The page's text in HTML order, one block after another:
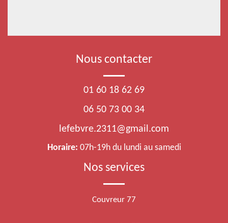
Nous contacter
01 60 18 62 69
06 50 73 00 34
lefebvre.2311@gmail.com
Horaire: 07h-19h du lundi au samedi
Nos services
Couvreur 77